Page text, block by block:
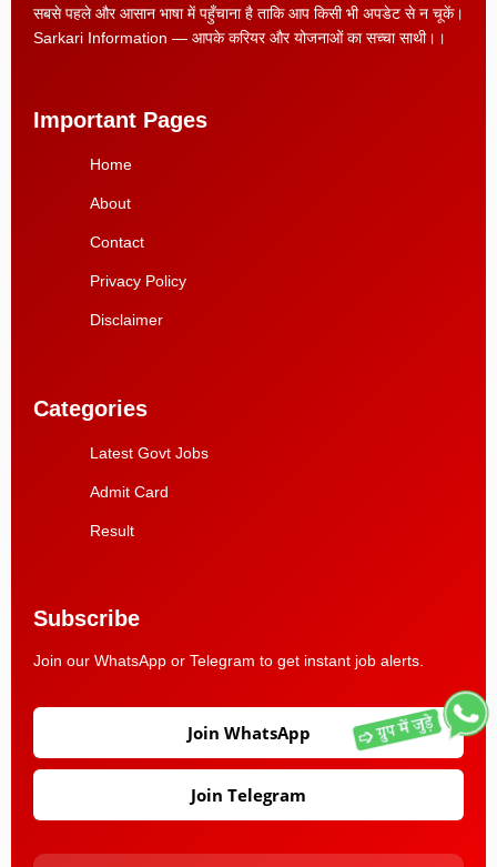
सबसे पहले और आसान भाषा में पहुँचाना है ताकि आप किसी भी अपडेट से न चूकें।
Sarkari Information — आपके करियर और योजनाओं का सच्चा साथी।।
Important Pages
Home
About
Contact
Privacy Policy
Disclaimer
Categories
Latest Govt Jobs
Admit Card
Result
Subscribe
Join our WhatsApp or Telegram to get instant job alerts.
Join WhatsApp
Join Telegram